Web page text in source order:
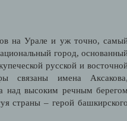
на Урале и уж точно,
город,
русской и
связаны имена
над высоким речным
страны – герой